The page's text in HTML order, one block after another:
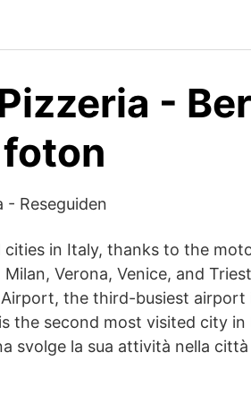
-
- Reseguiden
in Italy, thanks to the
Verona, Venice, and
the third-busiest airport
the second most visited city
svolge la sua attività nella